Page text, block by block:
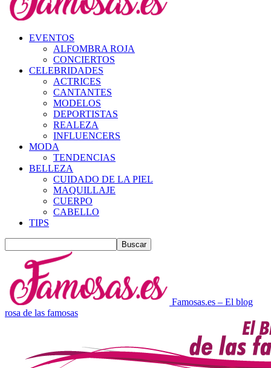
EVENTOS
ALFOMBRA ROJA
CONCIERTOS
CELEBRIDADES
ACTRICES
CANTANTES
MODELOS
DEPORTISTAS
REALEZA
INFLUENCERS
MODA
TENDENCIAS
BELLEZA
CUIDADO DE LA PIEL
MAQUILLAJE
CUERPO
CABELLO
TIPS
Famosas.es – El blog
rosa de las famosas